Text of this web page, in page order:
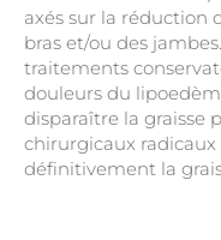
axés sur la réduction
bras et/ou des
traitements
douleurs du
disparaître la graisse
chirurgicaux
définitivement la